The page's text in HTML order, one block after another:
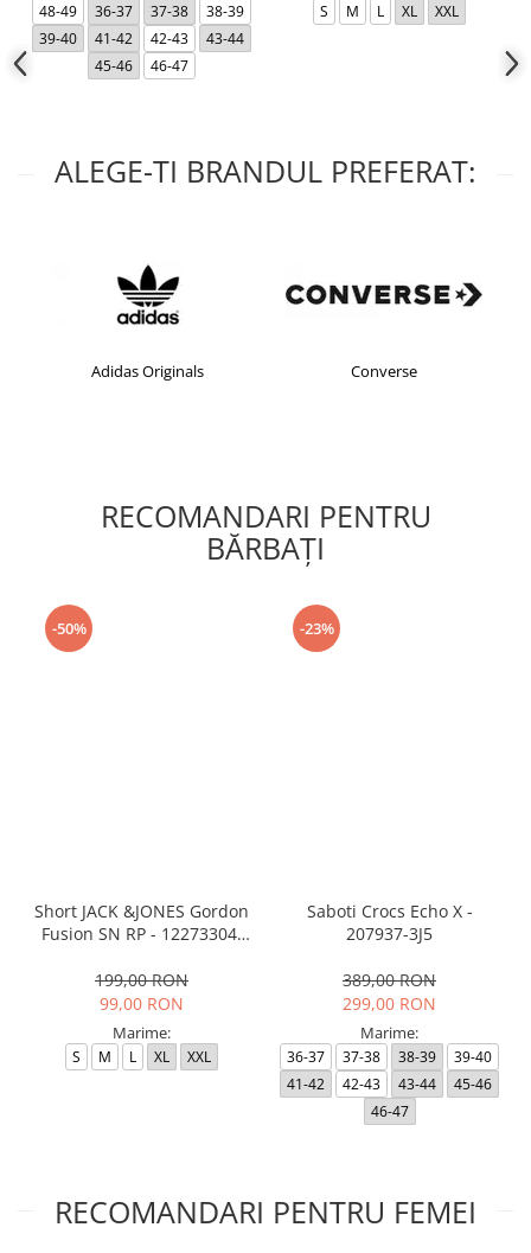
48-49 36-37 37-38
38-39
39-40
41-42 42-43
43-44
45-46
46-47
S M L XL XXL
ALEGE-TI BRANDUL PREFERAT:
Adidas Originals Converse
RECOMANDARI PENTRU
BĂRBAŢI
-50%
Short JACK &JONES Gordon
Fusion SN RP - 12273304-
199,00 RON
99,00 RON
Marime:
S M L XL XXL
-23%
Saboti Crocs Echo X -
207937-3J5
389,00 RON
299,00 RON
Marime:
36-37 37-38 38-39
39-40
41-42
42-43 43-44
45-46
46-47
RECOMANDARI PENTRU FEMEI